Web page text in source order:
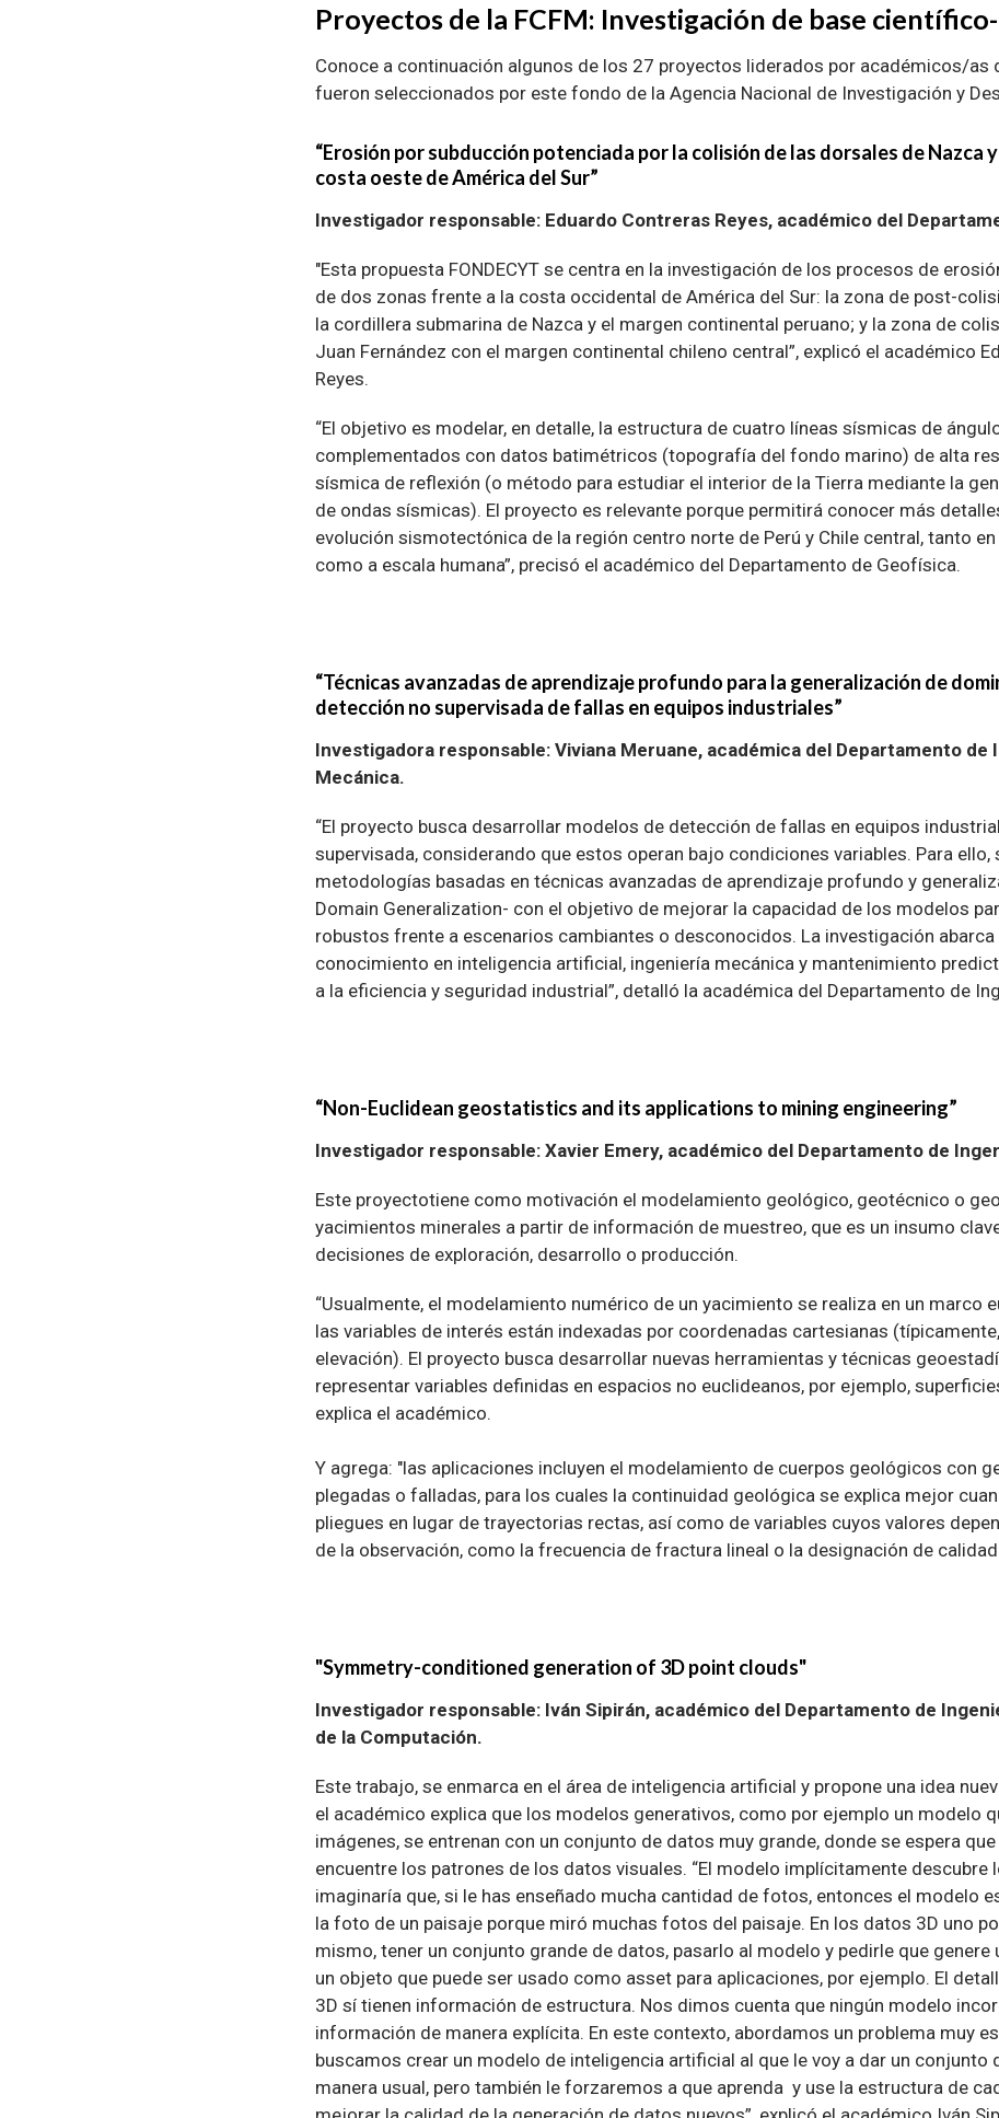
Proyectos de la FCFM: Investigación de base
Conoce a continuación algunos de los 27 proyectos liderados por académicos/as
fueron seleccionados por este fondo de la Agencia Nacional de Investigación y
“Erosión por subducción potenciada por la colisión de las dorsales de Nazca
costa oeste de América del Sur”
Investigador responsable: Eduardo Contreras Reyes, académico del
"Esta propuesta FONDECYT se centra en la investigación de los procesos de
de dos zonas frente a la costa occidental de América del Sur: la zona de post-
la cordillera submarina de Nazca y el margen continental peruano; y la zona de
Juan Fernández con el margen continental chileno central”, explicó el académico
Reyes.
“El objetivo es modelar, en detalle, la estructura de cuatro líneas sísmicas de
complementados con datos batimétricos (topografía del fondo marino) de alta
sísmica de reflexión (o método para estudiar el interior de la Tierra mediante la
de ondas sísmicas). El proyecto es relevante porque permitirá conocer más
evolución sismotectónica de la región centro norte de Perú y Chile central, tanto
como a escala humana”, precisó el académico del Departamento de Geofísica.
“Técnicas avanzadas de aprendizaje profundo para la generalización de
detección no supervisada de fallas en equipos industriales”
Investigadora responsable: Viviana Meruane, académica del Departamento de
Mecánica.
“El proyecto busca desarrollar modelos de detección de fallas en equipos
supervisada, considerando que estos operan bajo condiciones variables. Para ello,
metodologías basadas en técnicas avanzadas de aprendizaje profundo y
Domain Generalization- con el objetivo de mejorar la capacidad de los modelos
robustos frente a escenarios cambiantes o desconocidos. La investigación abarca
conocimiento en inteligencia artificial, ingeniería mecánica y mantenimiento
a la eficiencia y seguridad industrial”, detalló la académica del Departamento de
“Non-Euclidean geostatistics and its applications to mining engineering”
Investigador responsable: Xavier Emery, académico del Departamento de
Este proyectotiene como motivación el modelamiento geológico, geotécnico o
yacimientos minerales a partir de información de muestreo, que es un insumo
decisiones de exploración, desarrollo o producción.
“Usualmente, el modelamiento numérico de un yacimiento se realiza en un marco
las variables de interés están indexadas por coordenadas cartesianas
elevación). El proyecto busca desarrollar nuevas herramientas y técnicas
representar variables definidas en espacios no euclideanos, por ejemplo,
explica el académico.
Y agrega: "las aplicaciones incluyen el modelamiento de cuerpos geológicos con
plegadas o falladas, para los cuales la continuidad geológica se explica mejor
pliegues en lugar de trayectorias rectas, así como de variables cuyos valores
de la observación, como la frecuencia de fractura lineal o la designación de
"Symmetry-conditioned generation of 3D point clouds"
Investigador responsable: Iván Sipirán, académico del Departamento de
de la Computación.
Este trabajo, se enmarca en el área de inteligencia artificial y propone una idea
el académico explica que los modelos generativos, como por ejemplo un modelo
imágenes, se entrenan con un conjunto de datos muy grande, donde se espera
encuentre los patrones de los datos visuales. “El modelo implícitamente descubre
imaginaría que, si le has enseñado mucha cantidad de fotos, entonces el modelo
la foto de un paisaje porque miró muchas fotos del paisaje. En los datos 3D uno
mismo, tener un conjunto grande de datos, pasarlo al modelo y pedirle que genere
un objeto que puede ser usado como asset para aplicaciones, por ejemplo. El
3D sí tienen información de estructura. Nos dimos cuenta que ningún modelo
información de manera explícita. En este contexto, abordamos un problema muy
buscamos crear un modelo de inteligencia artificial al que le voy a dar un conjunto
manera usual, pero también le forzaremos a que aprenda y use la estructura de